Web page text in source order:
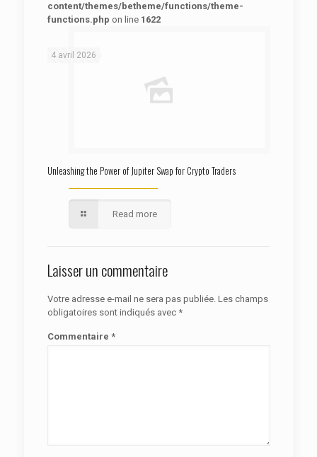
content/themes/betheme/functions/theme-
functions.php on line 1622
4 avril 2026
Unleashing the Power of Jupiter Swap for Crypto Traders
Read more
Laisser un commentaire
Votre adresse e-mail ne sera pas publiée. Les champs
obligatoires sont indiqués avec *
Commentaire *